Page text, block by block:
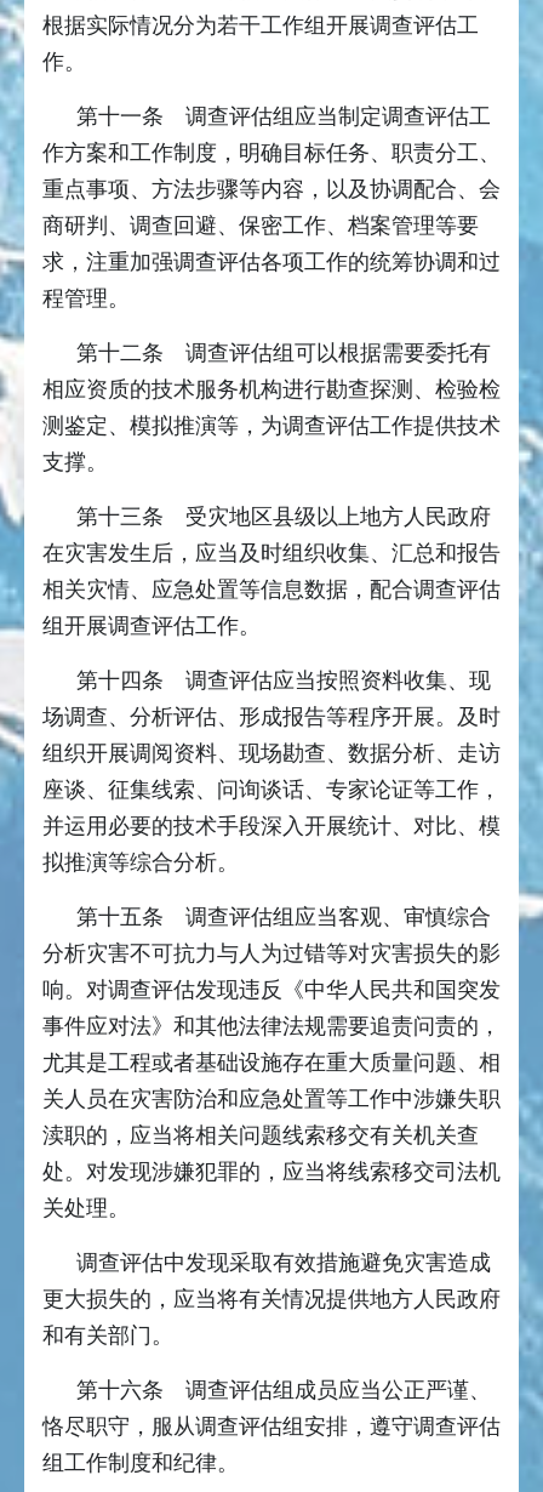
根据实际情况分为若干工作组开展调查评估工
作。
第十一条 调查评估组应当制定调查评估工
作方案和工作制度，明确目标任务、职责分工、
重点事项、方法步骤等内容，以及协调配合、会
商研判、调查回避、保密工作、档案管理等要
求，注重加强调查评估各项工作的统筹协调和过
程管理。
第十二条 调查评估组可以根据需要委托有
相应资质的技术服务机构进行勘查探测、检验检
测鉴定、模拟推演等，为调查评估工作提供技术
支撑。
第十三条 受灾地区县级以上地方人民政府
在灾害发生后，应当及时组织收集、汇总和报告
相关灾情、应急处置等信息数据，配合调查评估
组开展调查评估工作。
第十四条 调查评估应当按照资料收集、现
场调查、分析评估、形成报告等程序开展。及时
组织开展调阅资料、现场勘查、数据分析、走访
座谈、征集线索、问询谈话、专家论证等工作，
并运用必要的技术手段深入开展统计、对比、模
拟推演等综合分析。
第十五条 调查评估组应当客观、审慎综合
分析灾害不可抗力与人为过错等对灾害损失的影
响。对调查评估发现违反《中华人民共和国突发
事件应对法》和其他法律法规需要追责问责的，
尤其是工程或者基础设施存在重大质量问题、相
关人员在灾害防治和应急处置等工作中涉嫌失职
渎职的，应当将相关问题线索移交有关机关查
处。对发现涉嫌犯罪的，应当将线索移交司法机
关处理。
调查评估中发现采取有效措施避免灾害造成
更大损失的，应当将有关情况提供地方人民政府
和有关部门。
第十六条 调查评估组成员应当公正严谨、
恪尽职守，服从调查评估组安排，遵守调查评估
组工作制度和纪律。